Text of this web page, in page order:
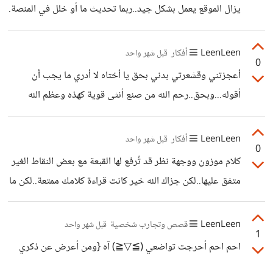
يزال الموقع يعمل بشكل جيد..ربما تحديث ما أو خلل في المنصة.
0
LeenLeen أفكار قبل شهر واحد
أعجزتني وقشعرتي بدني بحق يا أختاه لا أدري ما يجب أن
أقوله...وبحق..رحم الله من صنع أنثى قوية كهذه وعظم الله
أجرك يا عزيزتي فهذه هي الحياة وهذا هو الموت والبقاء
لله...احتسبي عند الله ولكِ أجر الصابرين بإذن الله..فكلنا إلى لقاء
في يوم الحساب ودعواتي لكِ أن تلتقي به في جنان الخلد بإذن
الواحد الأحد.. حياك الله..وأعطر تحياتي لكِ..
0
LeenLeen أفكار قبل شهر واحد
كلام موزون ووجهة نظر قد تُرفع لها القبعة مع بعض النقاط الغير
متفق عليها..لكن جزاك الله خير كانت قراءة كلامك ممتعة..لكن ما
تقوله لا ينفذ حقاً وللاسف..ليس بسبب الحداثة الليبرالية التي
تتحدث عنها بل بسبب قلة الرجال في هذا الزمن 'وقد يكون
للحرية المزعومة للمرأة دور في هذا '..ولتوضيح سوء الفهم
1
LeenLeen قصص وتجارب شخصية قبل شهر واحد
احم احم أحرجت تواضعي ⁦(⁠≧⁠▽⁠≦⁠)⁩ آه {ومن أعرض عن ذكري